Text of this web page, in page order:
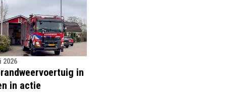
2026
in
in actie